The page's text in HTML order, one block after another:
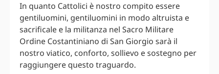
In quanto Cattolici è nostro compito essere
gentiluomini, gentiluomini in modo altruista e
sacrificale e la militanza nel Sacro Militare
Ordine Costantiniano di San Giorgio sarà il
nostro viatico, conforto, sollievo e sostegno per
raggiungere questo traguardo.